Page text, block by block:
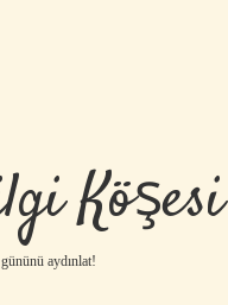
Köşesi
aydınlat!